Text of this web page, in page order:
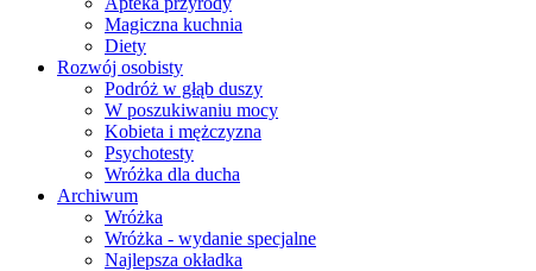
Magiczna kuchnia
Diety
Rozwój osobisty
Podróż w głąb duszy
W poszukiwaniu mocy
Kobieta i mężczyzna
Psychotesty
Wróżka dla ducha
Archiwum
Wróżka
Wróżka - wydanie specjalne
Najlepsza okładka